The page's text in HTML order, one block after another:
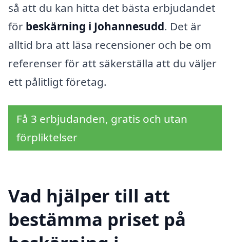
så att du kan hitta det bästa erbjudandet
för beskärning i Johannesudd. Det är
alltid bra att läsa recensioner och be om
referenser för att säkerställa att du väljer
ett pålitligt företag.
Få 3 erbjudanden, gratis och utan
förpliktelser
Vad hjälper till att
bestämma priset på